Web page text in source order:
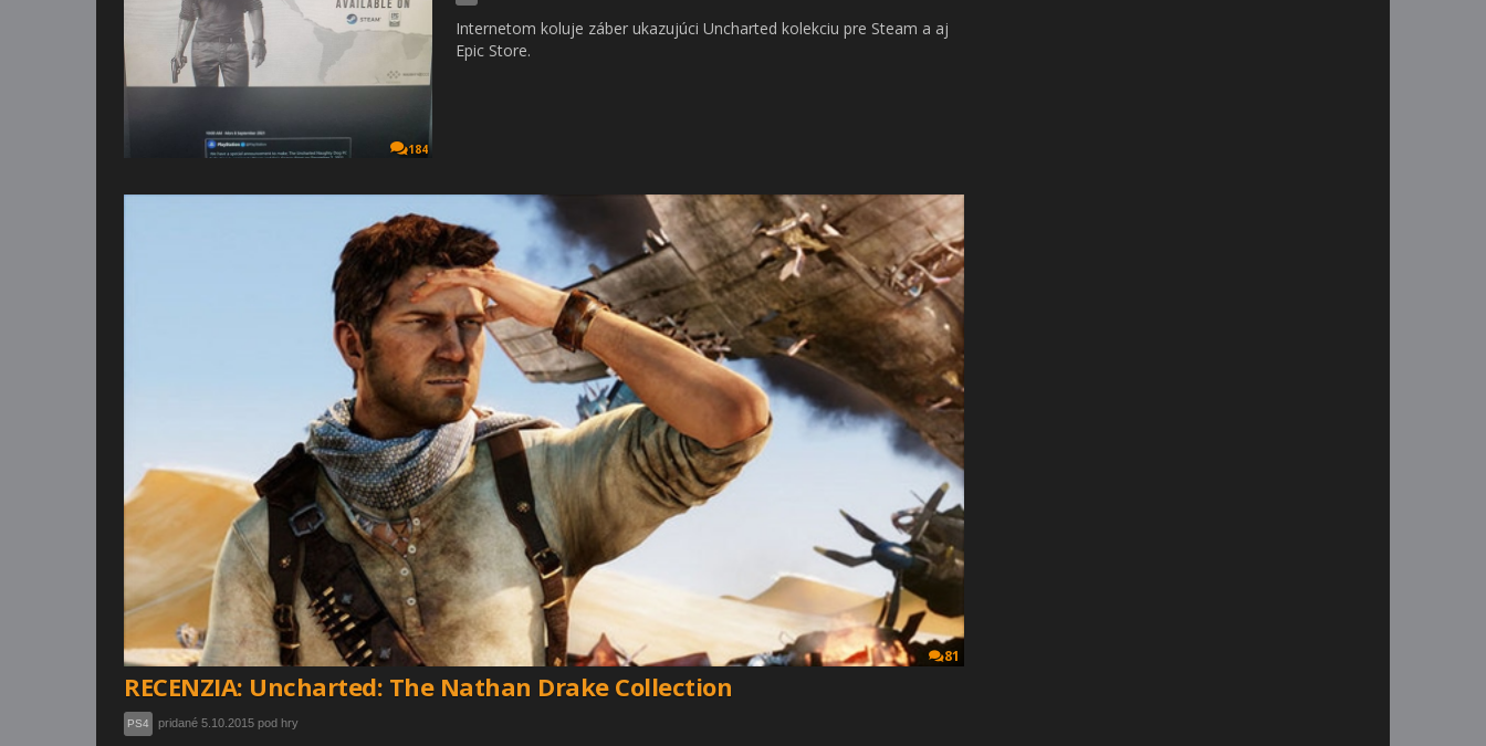
184
Internetom koluje záber ukazujúci Uncharted kolekciu pre Steam a aj
Epic Store.
81
RECENZIA: Uncharted: The Nathan Drake Collection
PS4 pridané 5.10.2015 pod hry